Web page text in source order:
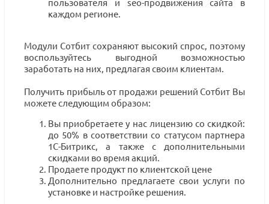
каждом регионе.
Модули Сотбит сохраняют высокий спрос, поэтому
воспользуйтесь выгодной возможностью
заработать на них, предлагая своим клиентам.
Получить прибыль от продажи решений Сотбит Вы
можете следующим образом:
Вы приобретаете у нас лицензию со скидкой:
до 50% в соответствии со статусом партнера
1С-Битрикс, а также с дополнительными
скидками во время акций.
Продаете продукт по клиентской цене
Дополнительно предлагаете свои услуги по
установке и настройке решения.